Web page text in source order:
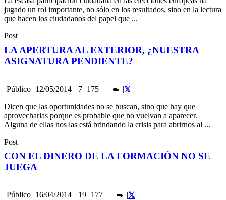
jugado un rol importante, no sólo en los resultados, sino en la lectura
que hacen los ciudadanos del papel que ...
Post
LA APERTURA AL EXTERIOR, ¿NUESTRA
ASIGNATURA PENDIENTE?
Público 12/05/2014 7 175 ||
Dicen que las oportunidades no se buscan, sino que hay que
aprovecharlas porque es probable que no vuelvan a aparecer.
Alguna de ellas nos las está brindando la crisis para abrirnos al ...
Post
CON EL DINERO DE LA FORMACIÓN NO SE
JUEGA
Público 16/04/2014 19 177 ||